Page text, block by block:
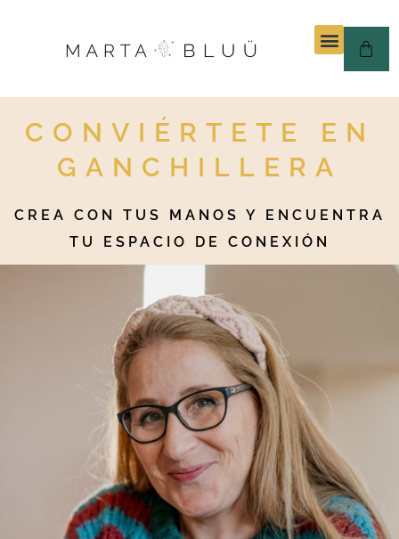
CONVIÉRTETE EN
GANCHILLERA
CREA CON TUS MANOS Y ENCUENTRA
TU ESPACIO DE CONEXIÓN